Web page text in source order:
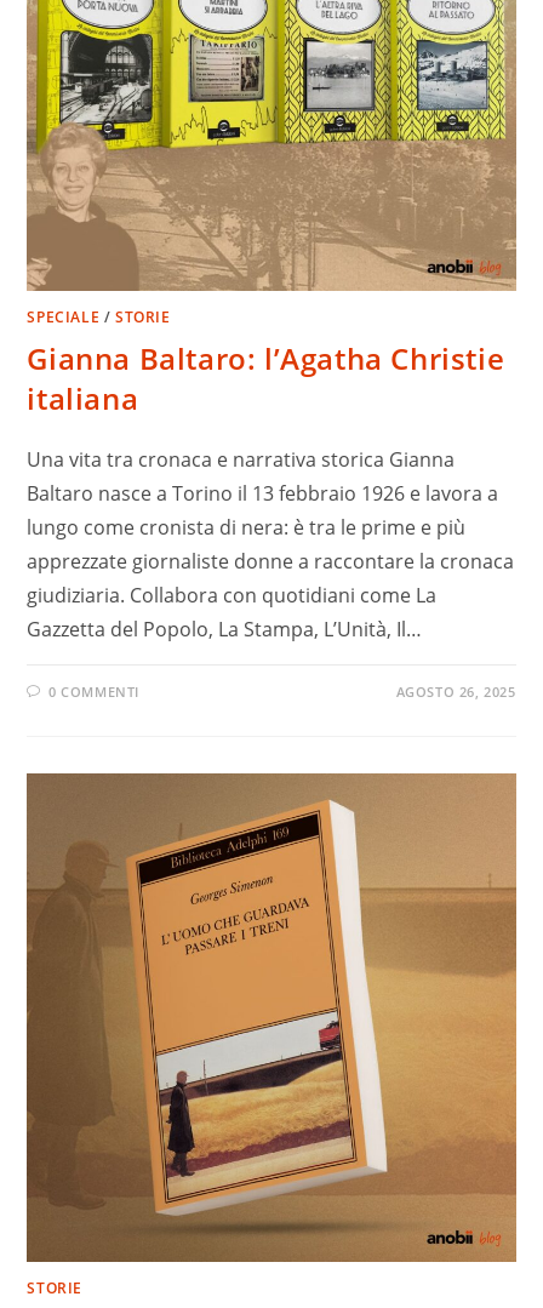
SPECIALE /STORIE
Gianna Baltaro: l’Agatha Christie
italiana
Una vita tra cronaca e narrativa storica Gianna
Baltaro nasce a Torino il 13 febbraio 1926 e lavora a
lungo come cronista di nera: è tra le prime e più
apprezzate giornaliste donne a raccontare la cronaca
giudiziaria. Collabora con quotidiani come La
Gazzetta del Popolo, La Stampa, L’Unità, Il…
0 COMMENTI AGOSTO 26, 2025
STORIE